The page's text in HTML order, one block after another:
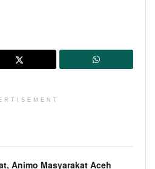
Animo Masyarakat Aceh